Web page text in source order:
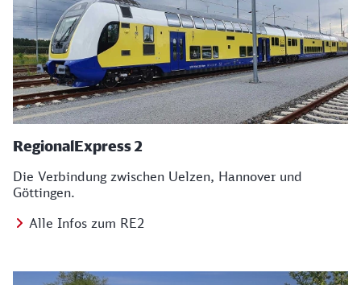
RegionalExpress 2
Die Verbindung zwischen Uelzen, Hannover und
Göttingen.
Alle Infos zum RE2